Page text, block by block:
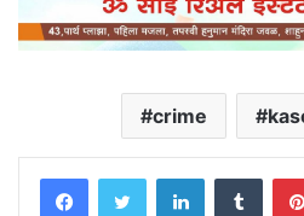
crime
LinkedIn